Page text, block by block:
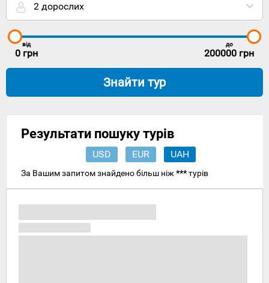
2 дорослих
від
0 грн
до
200000 грн
Знайти тур
Результати пошуку турів
USD EUR UAH
За Вашим запитом знайдено більш ніж ***турів